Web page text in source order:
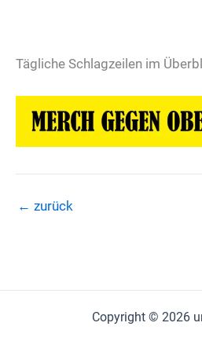
Tägliche Schlagzeilen im
← zurück
Copyright © 2026